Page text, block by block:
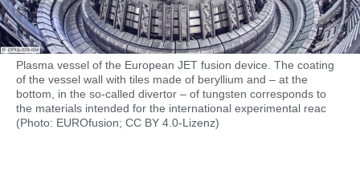
Plasma vessel of the European JET fusion device. The coating
of the vessel wall with tiles made of beryllium and – at the
bottom, in the so-called divertor – of tungsten corresponds to
the materials intended for the international experimental reac
(Photo: EUROfusion; CC BY 4.0-Lizenz)